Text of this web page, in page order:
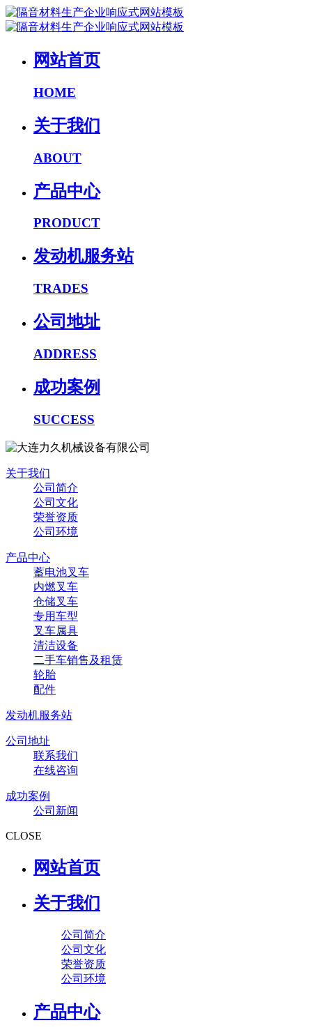
网站首页
HOME
关于我们
ABOUT
产品中心
PRODUCT
发动机服务站
TRADES
公司地址
ADDRESS
成功案例
SUCCESS
关于我们
公司简介
公司文化
荣誉资质
公司环境
产品中心
蓄电池叉车
内燃叉车
仓储叉车
专用车型
叉车属具
清洁设备
二手车销售及租赁
轮胎
配件
发动机服务站
公司地址
联系我们
在线咨询
成功案例
公司新闻
CLOSE
网站首页
关于我们
公司简介
公司文化
荣誉资质
公司环境
产品中心